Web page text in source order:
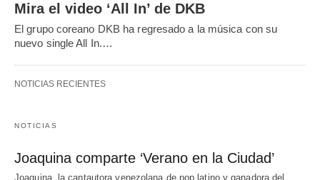
Mira el video ‘All In’ de DKB
El grupo coreano DKB ha regresado a la música con su
nuevo single All In.…
NOTICIAS RECIENTES
NOTICIAS
Joaquina comparte ‘Verano en la Ciudad’
Joaquina, la cantautora venezolana de pop latino y ganadora del